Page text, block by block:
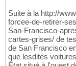
Suite à la http://
forcee-de-retirer-
San-Francisco-
cartes-grises/ de
de San Francisco
que lesdites